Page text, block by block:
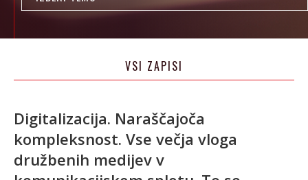
VSI ZAPISI
Digitalizacija. Naraščajoča
kompleksnost. Vse večja vloga
družbenih medijev v